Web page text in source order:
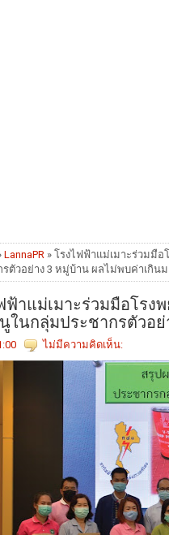
LannaPR » โรงไฟฟ้าแม่เมาะร่วมมื
รตัวอย่าง 3 หมู่บ้าน ผลไม่พบค่าเกิน
ฟ้าแม่เมาะร่วมมือโรง
ในกลุ่มประชากรตัวอ
ไม่มีความคิดเห็น: